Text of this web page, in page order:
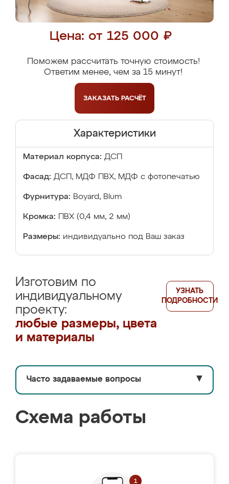
Цена: от 125 000 ₽
Поможем рассчитать точную стоимость!
Ответим менее, чем за 15 минут!
ЗАКАЗАТЬ РАСЧЁТ
Характеристики
Материал корпуса: ДСП
Фасад: ДСП, МДФ ПВХ, МДФ с фотопечатью
Фурнитура: Boyard, Blum
Кромка: ПВХ (0,4 мм, 2 мм)
Размеры: индивидуально под Ваш заказ
Изготовим по
индивидуальному
проекту:
любые размеры, цвета
и материалы
УЗНАТЬ
ПОДРОБНОСТИ
Часто задаваемые вопросы ▼
Схема работы